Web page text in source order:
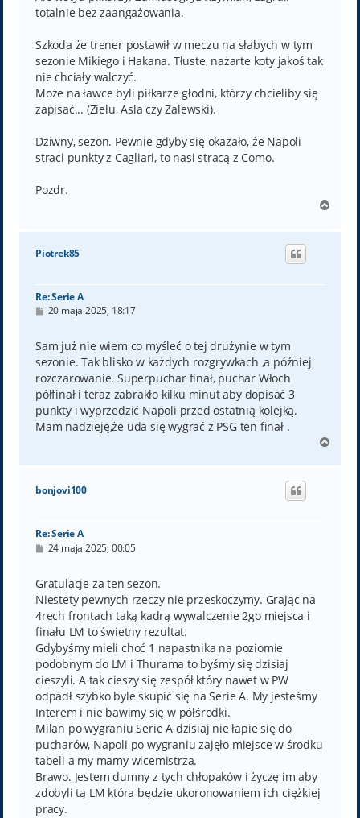
totalnie bez zaangażowania.
Szkoda że trener postawił w meczu na słabych w tym
sezonie Mikiego i Hakana. Tłuste, nażarte koty jakoś tak
nie chciały walczyć.
Może na ławce byli piłkarze głodni, którzy chcieliby się
zapisać... (Zielu, Asla czy Zalewski).
Dziwny, sezon. Pewnie gdyby się okazało, że Napoli
straci punkty z Cagliari, to nasi stracą z Como.
Pozdr.
g
Piotrek85
Re: Serie A
P
t
20 maja 2025, 18:17
Sam już nie wiem co myśleć o tej drużynie w tym
sezonie. Tak blisko w każdych rozgrywkach ,a później
rozczarowanie. Superpuchar finał, puchar Włoch
półfinał i teraz zabrakło kilku minut aby dopisać 3
punkty i wyprzedzić Napoli przed ostatnią kolejką.
Mam nadzieję,że uda się wygrać z PSG ten finał .
g
bonjovi100
Re: Serie A
P
t
24 maja 2025, 00:05
Gratulacje za ten sezon.
Niestety pewnych rzeczy nie przeskoczymy. Grając na
4rech frontach taką kadrą wywalczenie 2go miejsca i
finału LM to świetny rezultat.
Gdybyśmy mieli choć 1 napastnika na poziomie
podobnym do LM i Thurama to byśmy się dzisiaj
cieszyli. A tak cieszy się zespół który nawet w PW
odpadł szybko byle skupić się na Serie A. My jesteśmy
Interem i nie bawimy się w półśrodki.
Milan po wygraniu Serie A dzisiaj nie łapie się do
pucharów, Napoli po wygraniu zajęło miejsce w środku
tabeli a my mamy wicemistrza.
Brawo. Jestem dumny z tych chłopaków i życzę im aby
zdobyli tą LM która będzie ukoronowaniem ich ciężkiej
pracy.